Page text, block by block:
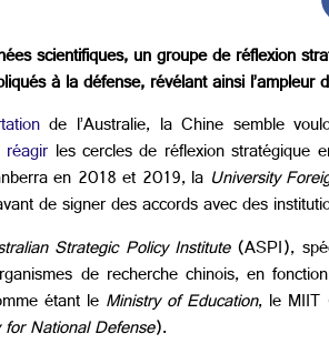
scientifiques, un groupe de réflexion
à la défense, révélant ainsi
de l’Australie, la Chine semble
réagir les cercles de réflexion stratégique
en 2018 et 2019, la University
de signer des accords avec des
Strategic Policy Institute(ASPI),
de recherche chinois, en
étant le Ministry of Education, le MIIT
National Defense).